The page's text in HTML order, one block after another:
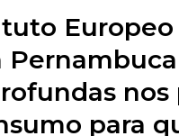
nos
para